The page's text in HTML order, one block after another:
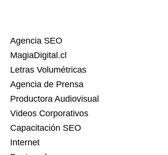
Agencia SEO
MagiaDigital.cl
Letras Volumétricas
Agencia de Prensa
Productora Audiovisual
Videos Corporativos
Capacitación SEO
Internet